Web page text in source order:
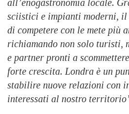
all’enogastronomia locale.
sciistici e impianti moderni, il
di competere con le mete più
richiamando non solo turisti,
e partner pronti a
forte crescita. Londra è un
stabilire nuove relazioni con
interessati al nostro